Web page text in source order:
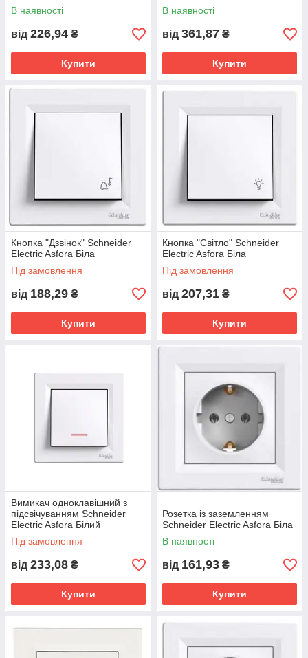
В наявності
від 226,94 ₴
Купити
В наявності
від 361,87 ₴
Купити
Кнопка "Дзвінок" Schneider
Electric Asfora Біла
Під замовлення
від 188,29 ₴
Купити
Кнопка "Світло" Schneider
Electric Asfora Біла
Під замовлення
від 207,31 ₴
Купити
Вимикач одноклавішний з
підсвічуванням Schneider
Electric Asfora Білий
Під замовлення
від 233,08 ₴
Купити
Розетка із заземленням
Schneider Electric Asfora Біла
В наявності
від 161,93 ₴
Купити